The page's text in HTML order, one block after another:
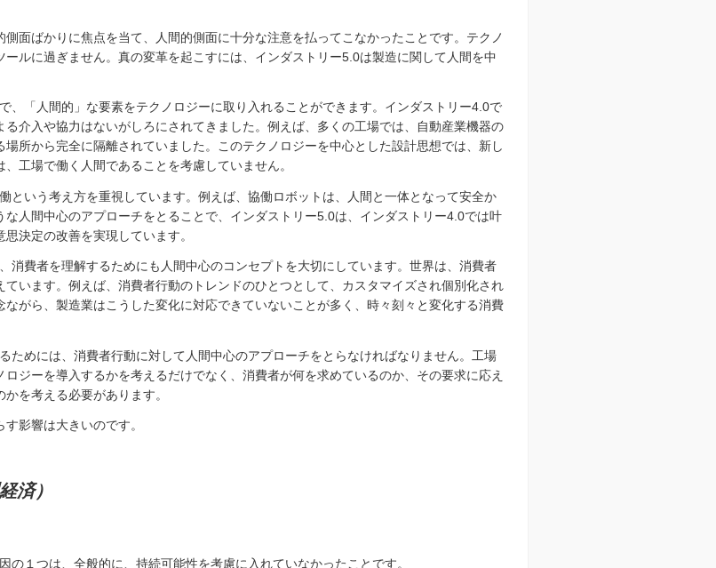
面ばかりに焦点を当て、人間的側面に十分な注意を払ってこなかったことです。テクノ
ルに過ぎません。真の変革を起こすには、インダストリー5.0は製造に関して人間を中
、「人間的」な要素をテクノロジーに取り入れることができます。インダストリー4.0で
介入や協力はないがしろにされてきました。例えば、多くの工場では、自動産業機器の
所から完全に隔離されていました。このテクノロジーを中心とした設計思想では、新し
工場で働く人間であることを考慮していません。
という考え方を重視しています。例えば、協働ロボットは、人間と一体となって安全か
人間中心のアプローチをとることで、インダストリー5.0は、インダストリー4.0では叶
決定の改善を実現しています。
消費者を理解するためにも人間中心のコンセプトを大切にしています。世界は、消費者
います。例えば、消費者行動のトレンドのひとつとして、カスタマイズされ個別化され
がら、製造業はこうした変化に対応できていないことが多く、時々刻々と変化する消費
ためには、消費者行動に対して人間中心のアプローチをとらなければなりません。工場
ジーを導入するかを考えるだけでなく、消費者が何を求めているのか、その要求に応え
を考える必要があります。
影響は大きいのです。
済）
の１つは、全般的に、持続可能性を考慮に入れていなかったことです。